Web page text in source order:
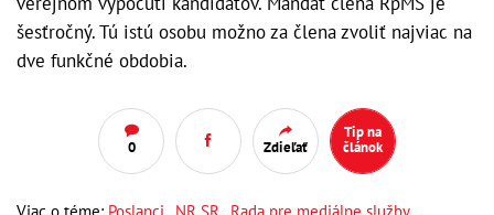
šesťročný. Tú istú osobu možno za člena zvoliť najviac na
dve funkčné obdobia.
0 Zdieľať
Tip na
článok